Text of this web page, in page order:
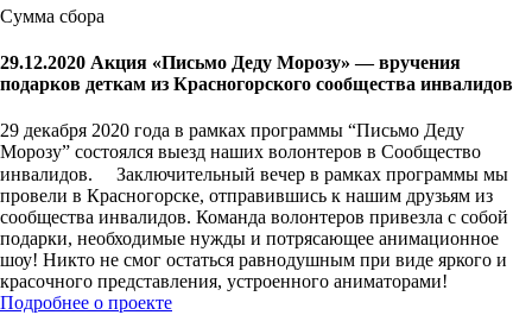
Сумма сбора
29.12.2020 Акция «Письмо Деду Морозу» — вручения
подарков деткам из Красногорского сообщества инвалидов
29 декабря 2020 года в рамках программы “Письмо Деду
Морозу” состоялся выезд наших волонтеров в Сообщество
инвалидов. ⠀ Заключительный вечер в рамках программы мы
провели в Красногорске, отправившись к нашим друзьям из
сообщества инвалидов. Команда волонтеров привезла с собой
подарки, необходимые нужды и потрясающее анимационное
шоу! Никто не смог остаться равнодушным при виде яркого и
красочного представления, устроенного аниматорами!
Подробнее о проекте